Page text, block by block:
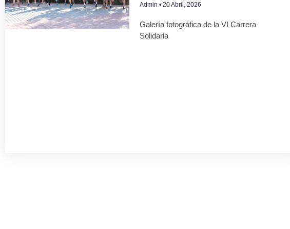
Admin 20 Abril, 2026
Galería fotográfica de la VI Carrera
Solidaria